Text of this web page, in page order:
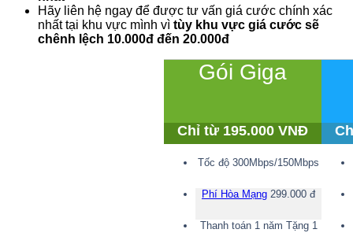
Hãy liên hệ ngay để được tư vấn giá cước chính xác
nhất tại khu vực mình vì tùy khu vực giá cước sẽ
chênh lệch 10.000đ đến 20.000đ
Gói Giga
Chỉ từ 195.000 VNĐ
Tốc độ 300Mbps/150Mbps
Phí Hòa Mạng 299.000 đ
Thanh toán 1 năm Tặng 1